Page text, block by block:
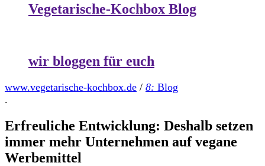
Vegetarische-Kochbox Blog
wir bloggen für euch
www.vegetarische-kochbox.de / 8: Blog
.
Erfreuliche Entwicklung: Deshalb setzen
immer mehr Unternehmen auf vegane
Werbemittel